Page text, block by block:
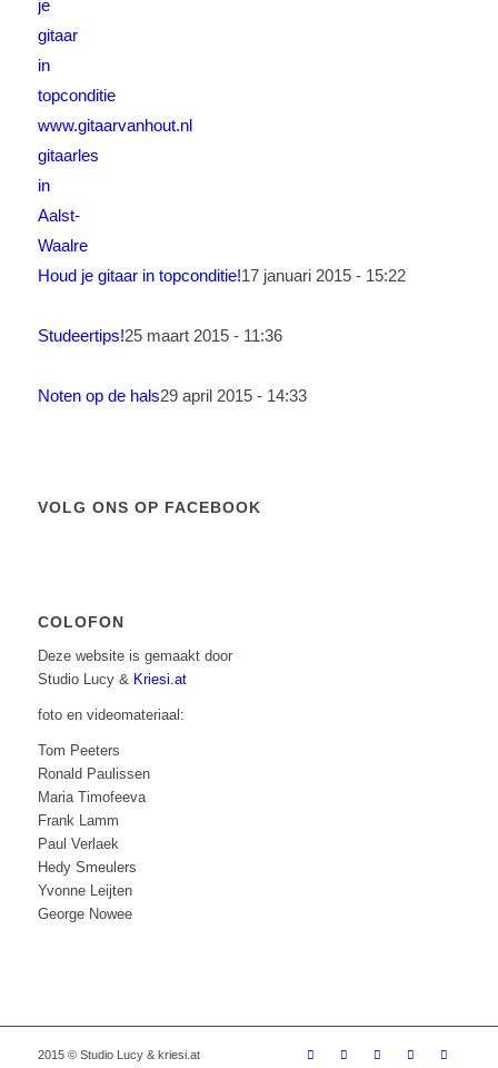
Houd je gitaar in topconditie!17 januari 2015 - 15:22
Studeertips!25 maart 2015 - 11:36
Noten op de hals29 april 2015 - 14:33
VOLG ONS OP FACEBOOK
COLOFON
Deze website is gemaakt door
Studio Lucy & Kriesi.at
foto en videomateriaal:
Tom Peeters
Ronald Paulissen
Maria Timofeeva
Frank Lamm
Paul Verlaek
Hedy Smeulers
Yvonne Leijten
George Nowee
2015 © Studio Lucy & kriesi.at